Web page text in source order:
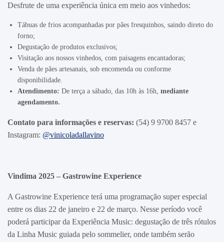
Desfrute de uma experiência única em meio aos vinhedos:
Tábuas de frios acompanhadas por pães fresquinhos, saindo direto do
forno;
Degustação de produtos exclusivos;
Visitação aos nossos vinhedos, com paisagens encantadoras;
Venda de pães artesanais, sob encomenda ou conforme
disponibilidade.
Atendimento: De terça a sábado, das 10h às 16h, mediante
agendamento.
Contato para informações e reservas: (54) 9 9700 8457 e
Instagram: @vinicoladallavino
Vindima 2025 – Gastrowine Experience
A Gastrowine Experience terá uma programação super especial
entre os dias 22 de janeiro e 22 de março. Nesse período você
poderá participar da Experiência Music: degustação de três rótulos
da Linha Music guiada pelo sommelier, onde também serão